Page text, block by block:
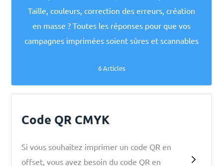
Taille, couleurs, correction des erreurs, création
en masse ? Toutes les réponses pour que vos
campagnes imprimées soient sûres et scannables
6 Articles
Code QR CMYK
Si vous souhaitez imprimer un code QR en
offset, vous avez besoin du code QR en